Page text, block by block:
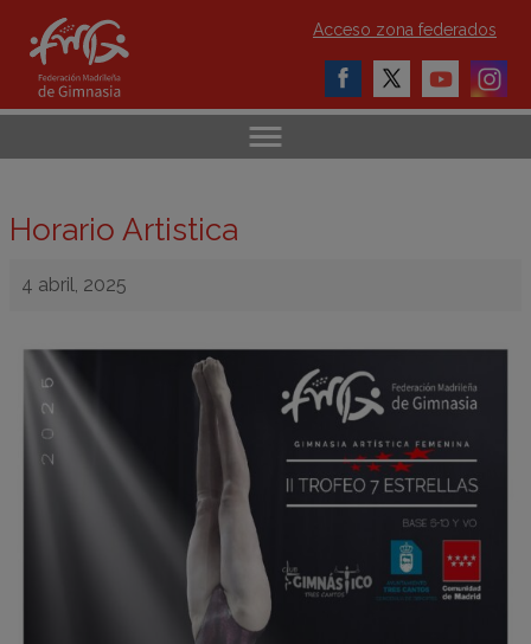
Acceso zona federados
Horario Artistica
4 abril, 2025